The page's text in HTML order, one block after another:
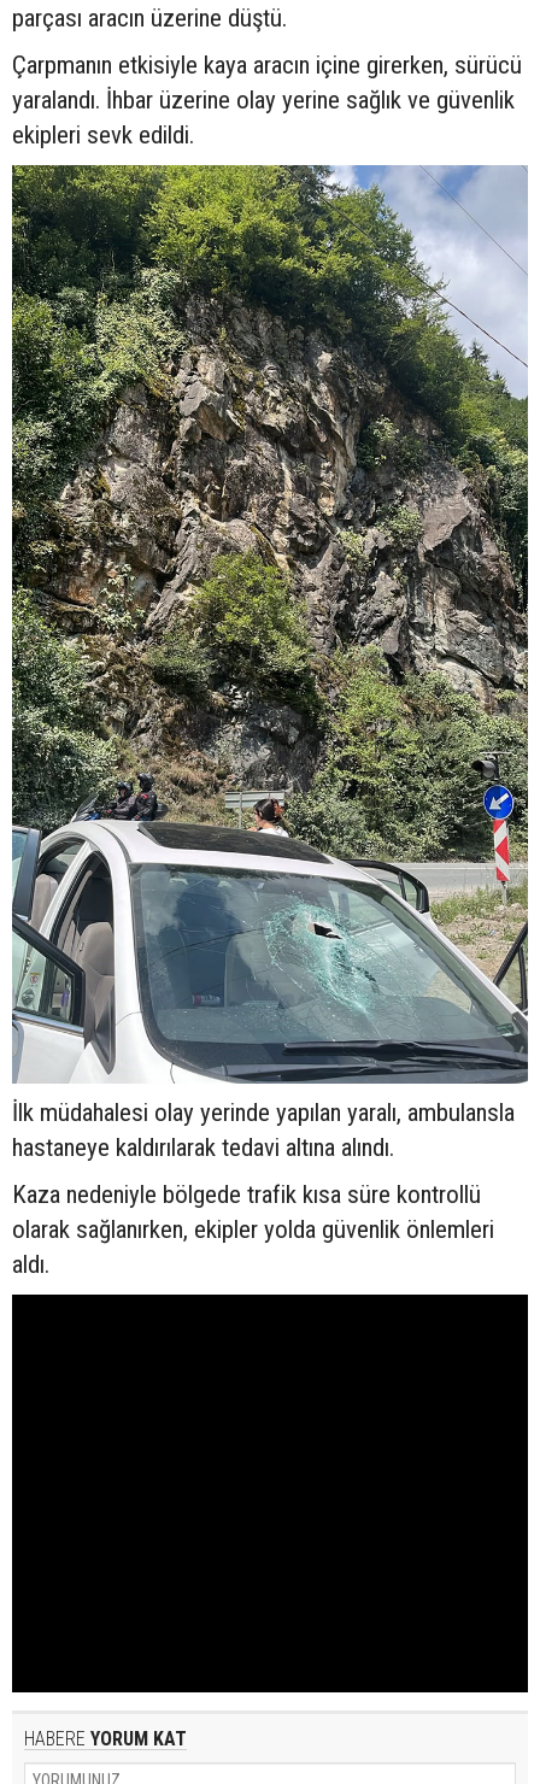
parçası aracın üzerine düştü.
Çarpmanın etkisiyle kaya aracın içine girerken, sürücü
yaralandı. İhbar üzerine olay yerine sağlık ve güvenlik
ekipleri sevk edildi.
İlk müdahalesi olay yerinde yapılan yaralı, ambulansla
hastaneye kaldırılarak tedavi altına alındı.
Kaza nedeniyle bölgede trafik kısa süre kontrollü
olarak sağlanırken, ekipler yolda güvenlik önlemleri
aldı.
HABERE YORUM KAT